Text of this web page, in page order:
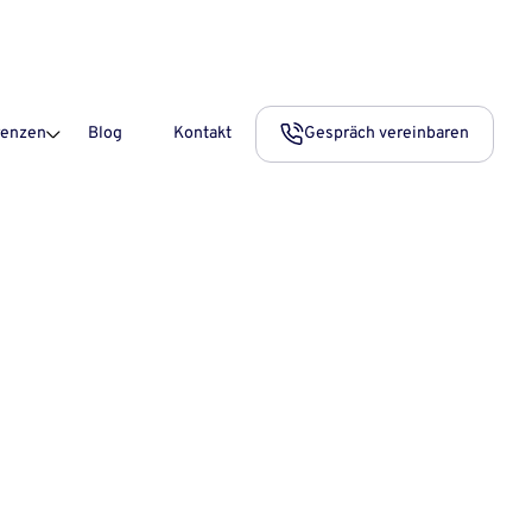
Blog Kontakt Gespräch vereinbaren